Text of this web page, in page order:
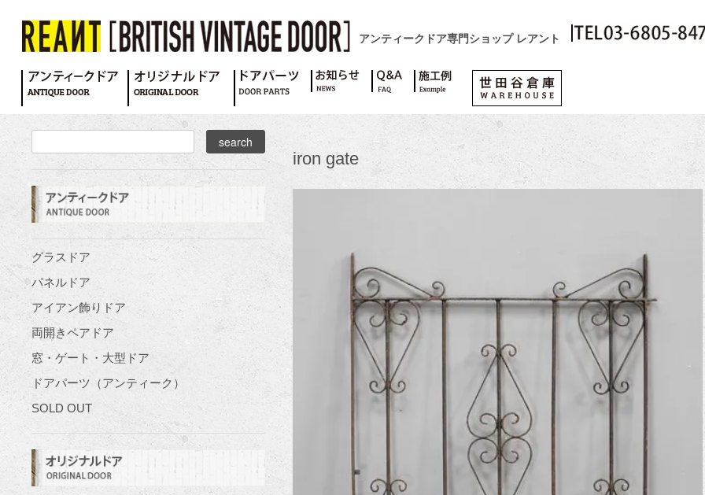
アンティークドア専門ショップ レアント
iron gate
グラスドア
パネルドア
アイアン飾りドア
両開きペアドア
窓・ゲート・大型ドア
ドアパーツ（アンティーク）
SOLD OUT